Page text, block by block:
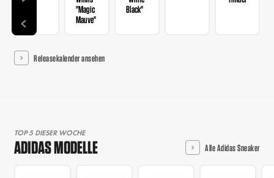
"Magic
Mauve"
Black"
Releasekalender ansehen
TOP 5 DIESER WOCHE
ADIDAS MODELLE Alle Adidas Sneaker